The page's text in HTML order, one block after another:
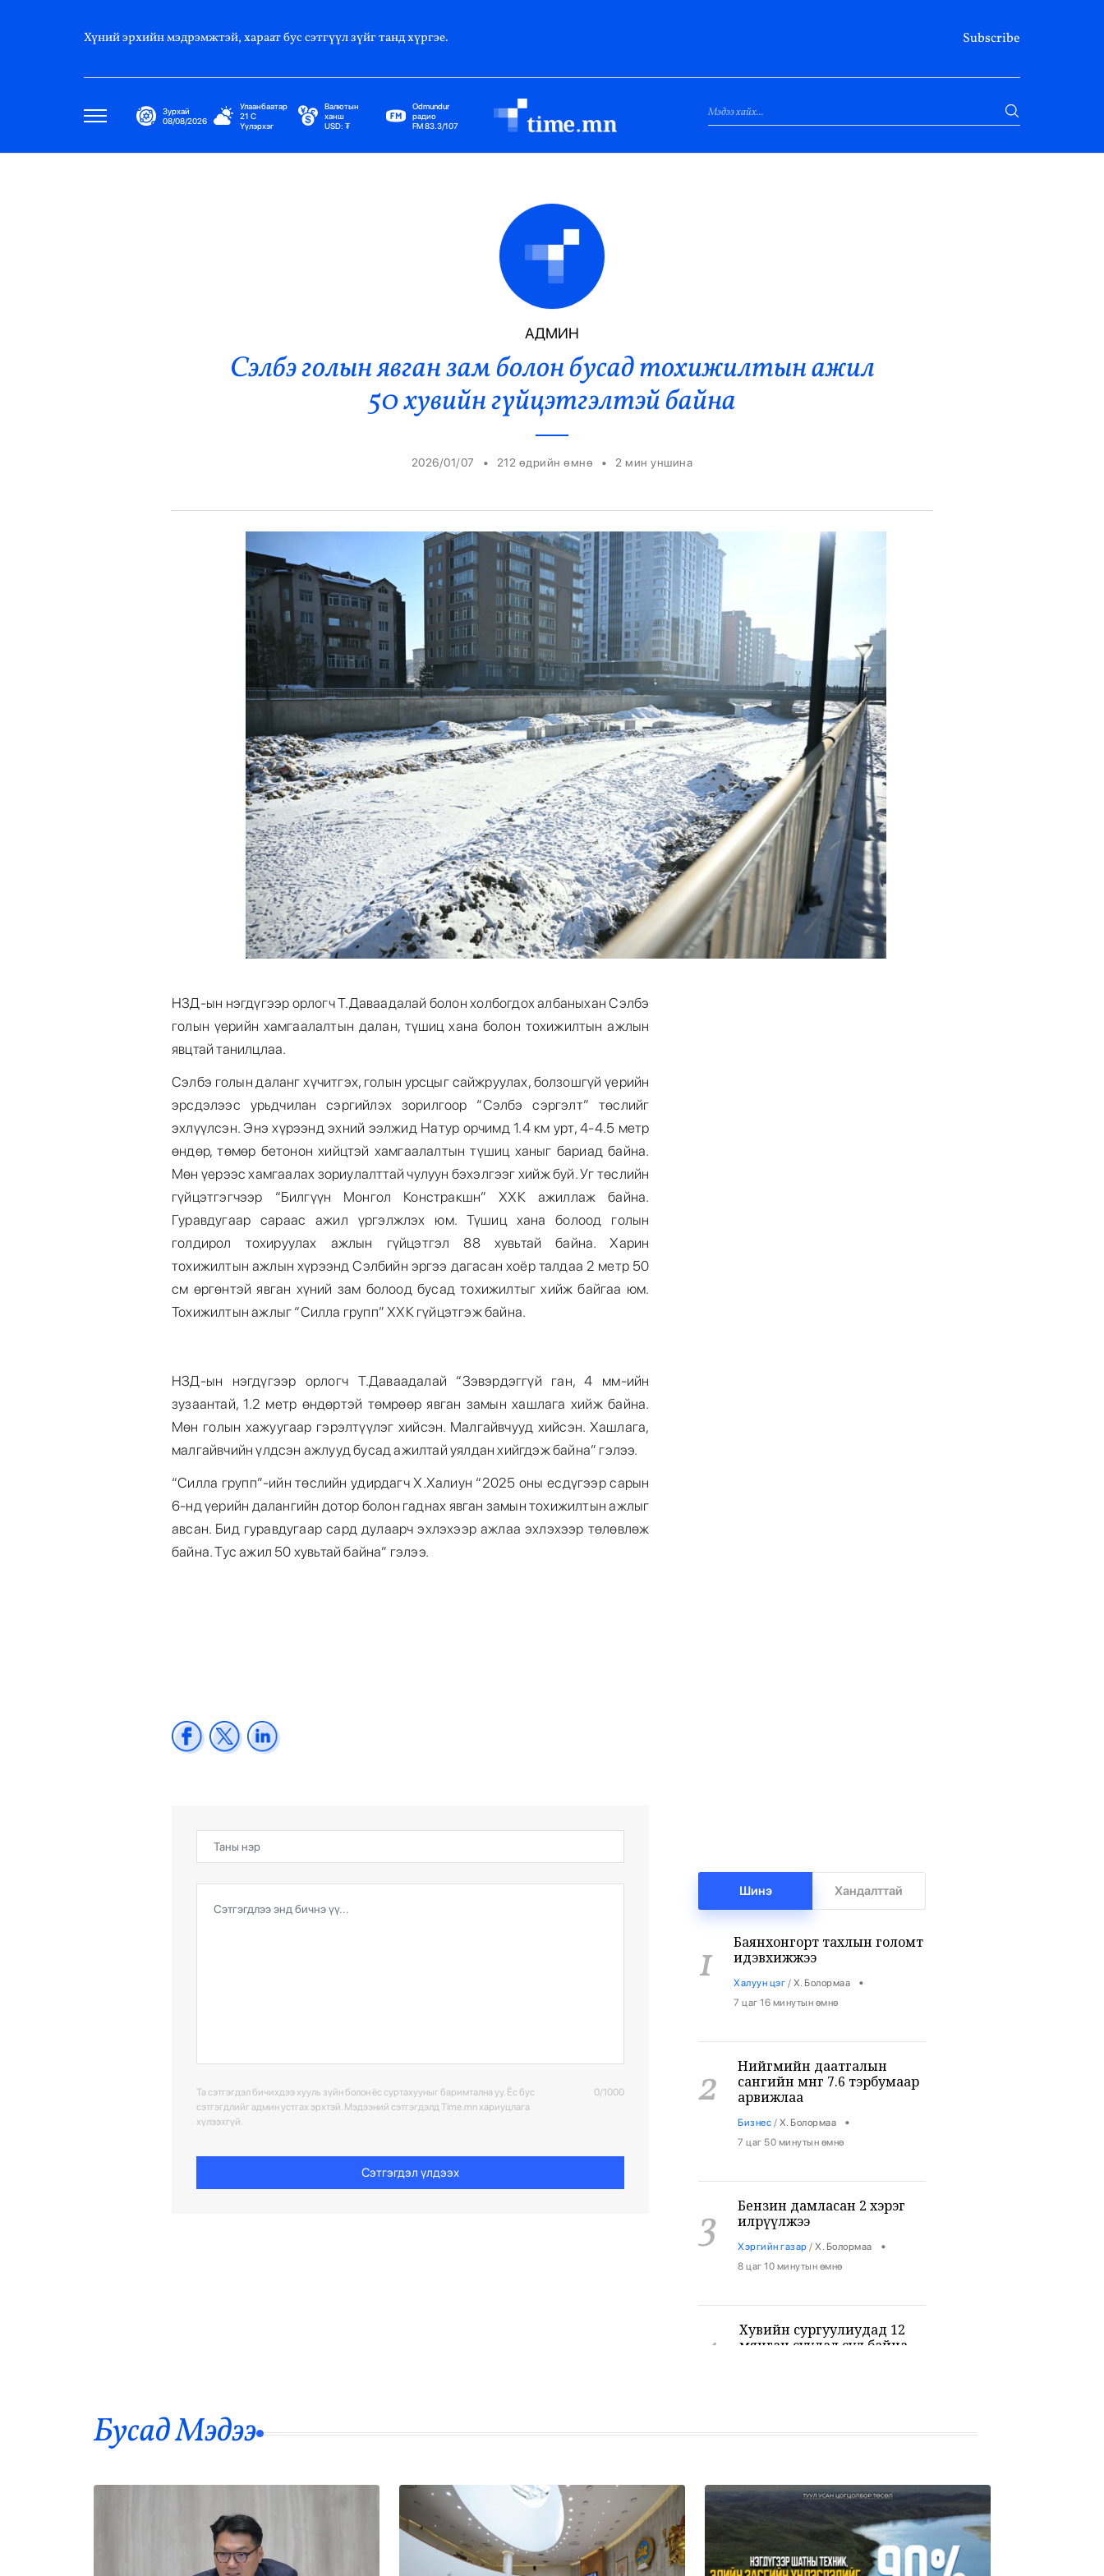
Хүний эрхийн мэдрэмжтэй, хараат бус сэтгүүл зүйг танд хүргэе. Subscribe
Зурхай
08/08/2026
Улаанбаатар
21 C
Үүлэрхэг
Валютын
ханш
USD:₮
Odmundur
радио
FM 83.3/107
Эрүүл Мэнд
Энтертайнмент
Эрэн Сурвалжилга
Гадаад Харилцаа
Элчин Сайд
Парламент
Засгийн Газар
Ерөнхийлөгч
АДМИН
Сэлбэ голын явган зам болон бусад тохижилтын ажил
50 хувийн гүйцэтгэлтэй байна
2026/01/07 • 212 өдрийн өмнө • 2 мин уншина
НЗД-ын нэгдүгээр орлогч Т.Даваадалай болон холбогдох албаныхан Сэлбэ
голын үерийн хамгаалалтын далан, түшиц хана болон тохижилтын ажлын
явцтай танилцлаа.
Сэлбэ голын даланг хүчитгэх, голын урсцыг сайжруулах, болзошгүй үерийн
эрсдэлээс урьдчилан сэргийлэх зорилгоор “Сэлбэ сэргэлт” төслийг
эхлүүлсэн. Энэ хүрээнд эхний ээлжид Натур орчимд 1.4 км урт, 4-4.5 метр
өндөр, төмөр бетонон хийцтэй хамгаалалтын түшиц ханыг бариад байна.
Мөн үерээс хамгаалах зориулалттай чулуун бэхэлгээг хийж буй. Уг төслийн
гүйцэтгэгчээр “Билгүүн Монгол Констракшн” ХХК ажиллаж байна.
Гуравдугаар сараас ажил үргэлжлэх юм. Түшиц хана болоод голын
голдирол тохируулах ажлын гүйцэтгэл 88 хувьтай байна. Харин
тохижилтын ажлын хүрээнд Сэлбийн эргээ дагасан хоёр талдаа 2 метр 50
см өргөнтэй явган хүний зам болоод бусад тохижилтыг хийж байгаа юм.
Тохижилтын ажлыг “Силла групп” ХХК гүйцэтгэж байна.
НЗД-ын нэгдүгээр орлогч Т.Даваадалай “Зэвэрдэггүй ган, 4 мм-ийн
зузаантай, 1.2 метр өндөртэй төмрөөр явган замын хашлага хийж байна.
Мөн голын хажуугаар гэрэлтүүлэг хийсэн. Малгайвчууд хийсэн. Хашлага,
малгайвчийн үлдсэн ажлууд бусад ажилтай уялдан хийгдэж байна” гэлээ.
“Силла групп”-ийн төслийн удирдагч Х.Халиун “2025 оны есдүгээр сарын
6-нд үерийн далангийн дотор болон гаднах явган замын тохижилтын ажлыг
авсан. Бид гуравдугаар сард дулаарч эхлэхээр ажлаа эхлэхээр төлөвлөж
байна. Тус ажил 50 хувьтай байна” гэлээ.
Та сэтгэгдэл бичихдээ хууль зүйн болон ёс суртахууныг баримтална уу. Ёс бус
сэтгэгдлийг админ устгах эрхтэй. Мэдээний сэтгэгдэлд Time.mn хариуцлага
хүлээхгүй.
0/1000
Сэтгэгдэл үлдээх
Шинэ Хандалттай
1
Баянхонгорт тахлын голомт
идэвхижжээ
Халуун цэг / Х. Болормаа •
7 цаг 16 минутын өмнө
2
Нийгмийн даатгалын
сангийн мөнгө 7.6 тэрбумаар
арвижлаа
Бизнес / Х. Болормаа •
7 цаг 50 минутын өмнө
3
Бензин дамласан 2 хэрэг
илрүүлжээ
Хэргийн газар / Х. Болормаа •
8 цаг 10 минутын өмнө
4
Хувийн сургуулиудад 12
мянган суудал сул байна
5 Дэлхий/ Х. Болормаа •
9 цаг 36 минутын өмнө
Бусад Mэдээ